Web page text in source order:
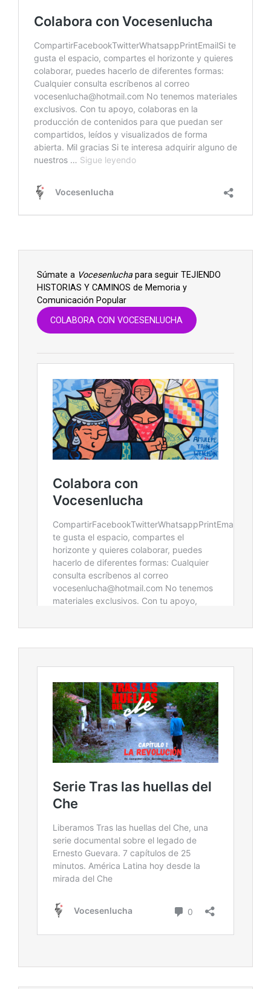
Súmate a Vocesenluchapara seguir TEJIENDO
HISTORIAS Y CAMINOS de Memoria y
Comunicación Popular
COLABORA CON VOCESENLUCHA